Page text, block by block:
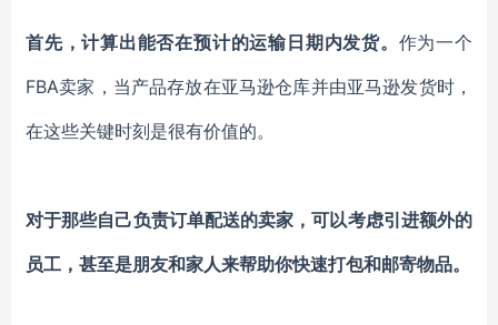
首先，计算出能否在预计的运输日期内发货。 作为一个
FBA卖家，当产品存放在亚马逊仓库并由亚马逊发货时，
在这些关键时刻是很有价值的。
对于那些自己负责订单配送的卖家，可以考虑引进额外的
员工，甚至是朋友和家人来帮助你快速打包和邮寄物品。